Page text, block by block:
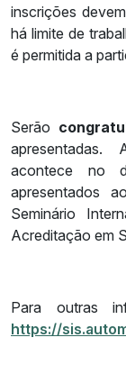
inscrições
há limite de
é permitida a
Serão
acontece no
apresentados
Seminário
Acreditação em
Para outras
https://